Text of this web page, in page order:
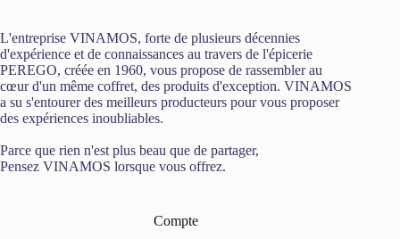
L'entreprise VINAMOS, forte de plusieurs décennies
d'expérience et de connaissances au travers de l'épicerie
PEREGO, créée en 1960, vous propose de rassembler au
cœur d'un même coffret, des produits d'exception. VINAMOS
a su s'entourer des meilleurs producteurs pour vous proposer
des expériences inoubliables.
Parce que rien n'est plus beau que de partager,
Pensez VINAMOS lorsque vous offrez.
Compte